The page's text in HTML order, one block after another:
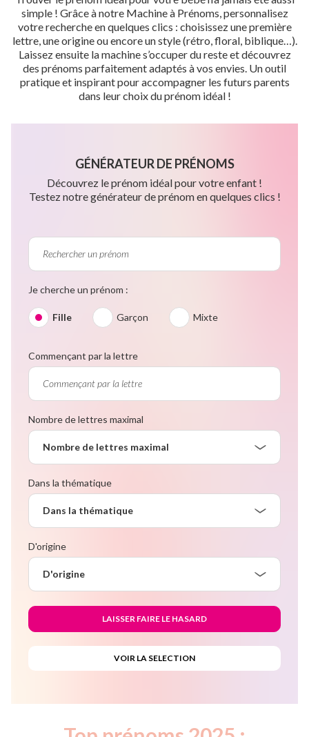
simple ! Grâce à notre Machine à Prénoms, personnalisez
votre recherche en quelques clics : choisissez une première
lettre, une origine ou encore un style (rétro, floral, biblique…).
Laissez ensuite la machine s’occuper du reste et découvrez
des prénoms parfaitement adaptés à vos envies. Un outil
pratique et inspirant pour accompagner les futurs parents
dans leur choix du prénom idéal !
GÉNÉRATEUR DE PRÉNOMS
Découvrez le prénom idéal pour votre enfant !
Testez notre générateur de prénom en quelques clics !
Je cherche un prénom :
Fille Garçon Mixte
Commençant par la lettre
Nombre de lettres maximal
Nombre de lettres maximal
Dans la thématique
Dans la thématique
D'origine
D'origine